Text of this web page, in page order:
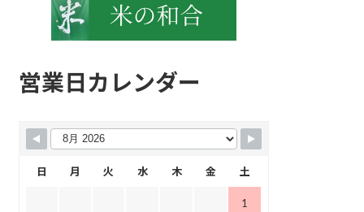
営業日カレンダー
日 月 火 水 木 金 土
1